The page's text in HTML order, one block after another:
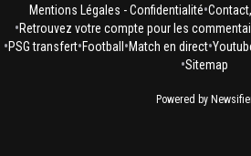
Mentions Légales - Confidentialité•
•Retrouvez votre compte pour les
•PSG transfert•Football •Match en direct•
•Sitemap
Powered by